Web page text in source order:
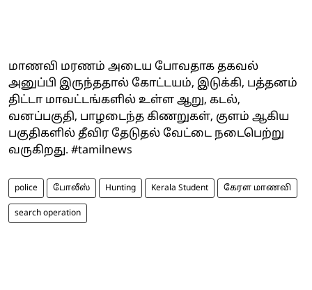
மாணவி மரணம் அடைய போவதாக தகவல்
அனுப்பி இருந்ததால் கோட்டயம், இடுக்கி, பத்தனம்
திட்டா மாவட்டங்களில் உள்ள ஆறு, கடல்,
வனப்பகுதி, பாழடைந்த கிணறுகள், குளம் ஆகிய
பகுதிகளில் தீவிர தேடுதல் வேட்டை நடைபெற்று
வருகிறது. #tamilnews
police போலீஸ் Hunting Kerala Student கேரள மாணவி
search operation